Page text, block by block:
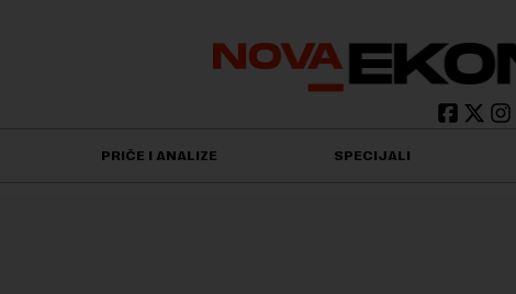
PRIČE I ANALIZE SPECIJALI